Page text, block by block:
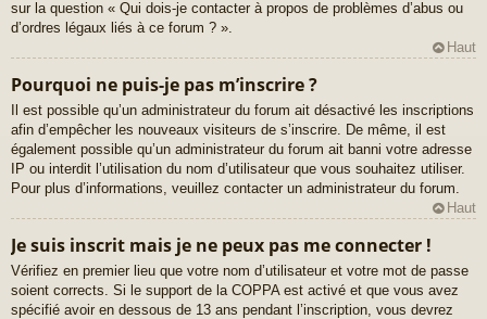
sur la question « Qui dois-je contacter à propos de problèmes d’abus ou
d’ordres légaux liés à ce forum ? ».
Haut
Pourquoi ne puis-je pas m’inscrire ?
Il est possible qu’un administrateur du forum ait désactivé les inscriptions
afin d’empêcher les nouveaux visiteurs de s’inscrire. De même, il est
également possible qu’un administrateur du forum ait banni votre adresse
IP ou interdit l’utilisation du nom d’utilisateur que vous souhaitez utiliser.
Pour plus d’informations, veuillez contacter un administrateur du forum.
Haut
Je suis inscrit mais je ne peux pas me connecter !
Vérifiez en premier lieu que votre nom d’utilisateur et votre mot de passe
soient corrects. Si le support de la COPPA est activé et que vous avez
spécifié avoir en dessous de 13 ans pendant l’inscription, vous devrez